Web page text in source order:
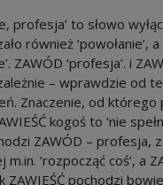
profesja’ to słowo
również ‘powołanie’,
ZAWÓD ‘profesja’. i
– wprawdzie od
Znaczenie, od którego
kogoś to ‘nie
ZAWÓD – profesja,
‘rozpocząć coś’, a
pochodzi